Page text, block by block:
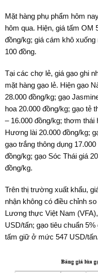
Mặt hàng phụ phẩm hôm
hôm qua. Hiện, giá tấm OM
đồng/kg; giá cám khô
100 đồng.
Tại các chợ lẻ, giá gạo ghi
mặt hàng gạo lẻ. Hiện gạo
28.000 đồng/kg; gạo
hoa 20.000 đồng/kg; gạo tẻ
– 16.000 đồng/kg; thơm thái
Hương lài 20.000 đồng/kg;
gạo trắng thông dụng
đồng/kg; gạo Sóc Thái giá
đồng/kg.
Trên thị trường xuất khẩu,
nhận không có điều chỉnh
Lương thực Việt Nam
USD/tấn; gạo tiêu chuẩn
tấm giữ ở mức 547 USD/tấn.